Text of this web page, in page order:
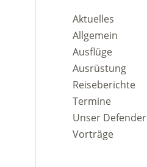
Aktuelles
Allgemein
Ausflüge
Ausrüstung
Reiseberichte
Termine
Unser Defender
Vorträge